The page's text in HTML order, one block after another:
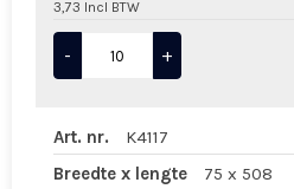
3,73 Incl BTW
- +
Art. nr.
K4117
Breedte x lengte
75 x 508